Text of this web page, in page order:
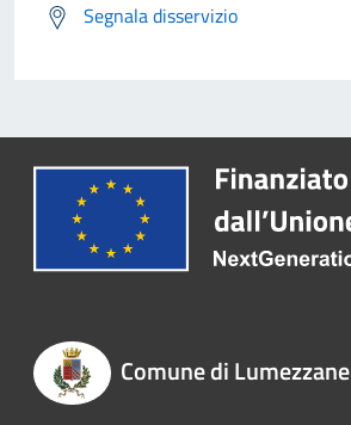
Segnala disservizio
Comune di Lumezzane